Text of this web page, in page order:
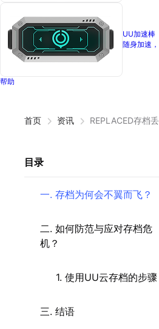
UU加速棒
随身加速
帮助
首页 资讯 REPLACED存档
目录
一. 存档为何会不翼而飞？
二. 如何防范与应对存档危
机？
1. 使用UU云存档的步骤
三. 结语